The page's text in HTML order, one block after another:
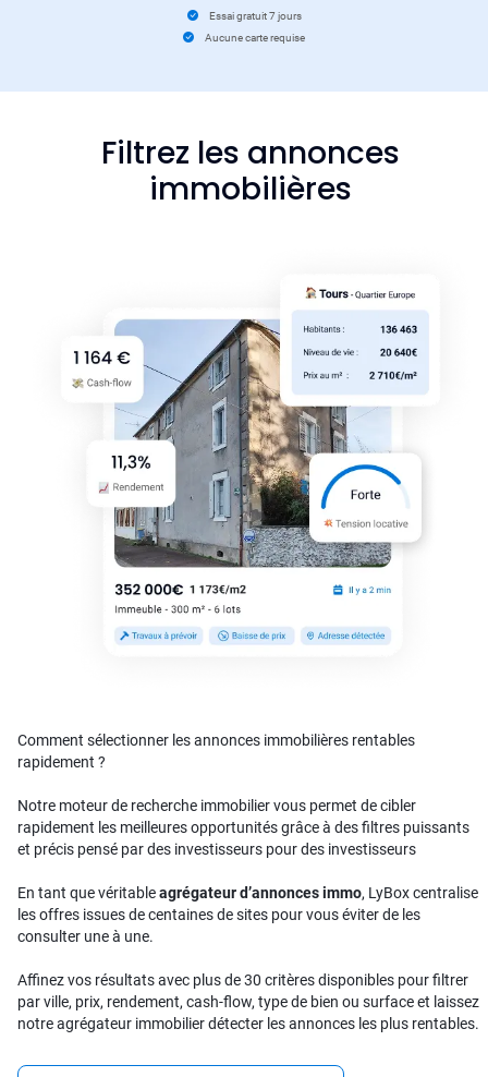
Essai gratuit 7 jours
Aucune carte requise
Filtrez les annonces
immobilières
Comment sélectionner les annonces immobilières rentables
rapidement ?
Notre moteur de recherche immobilier vous permet de cibler
rapidement les meilleures opportunités grâce à des filtres puissants
et précis pensé par des investisseurs pour des investisseurs
En tant que véritableagrégateur d’annonces immo, LyBox centralise
les offres issues de centaines de sites pour vous éviter de les
consulter une à une.
Affinez vos résultats avec plus de 30 critères disponibles pour filtrer
par ville, prix, rendement, cash-flow, type de bien ou surface et laissez
notre agrégateur immobilier détecter les annonces les plus rentables.